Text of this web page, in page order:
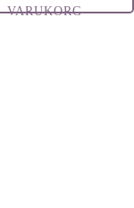
VARUKORG